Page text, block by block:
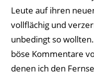
Leute auf ihren
vollflächig und
unbedingt so
böse Kommentare
denen ich den